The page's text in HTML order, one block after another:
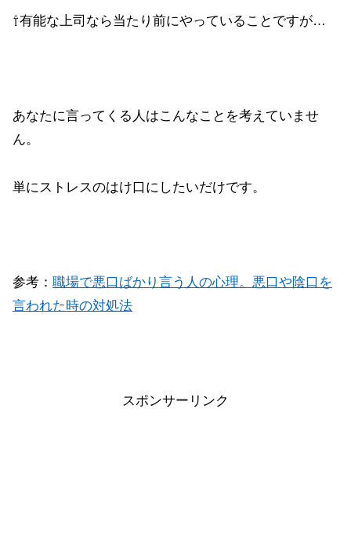
⇧有能な上司なら当たり前にやっていることですが…
あなたに言ってくる人はこんなことを考えていませ
ん。
単にストレスのはけ口にしたいだけです。
参考： 職場で悪口ばかり言う人の心理。悪口や陰口を
言われた時の対処法
スポンサーリンク